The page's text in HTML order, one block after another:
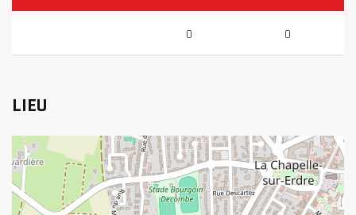
0 0
LIEU